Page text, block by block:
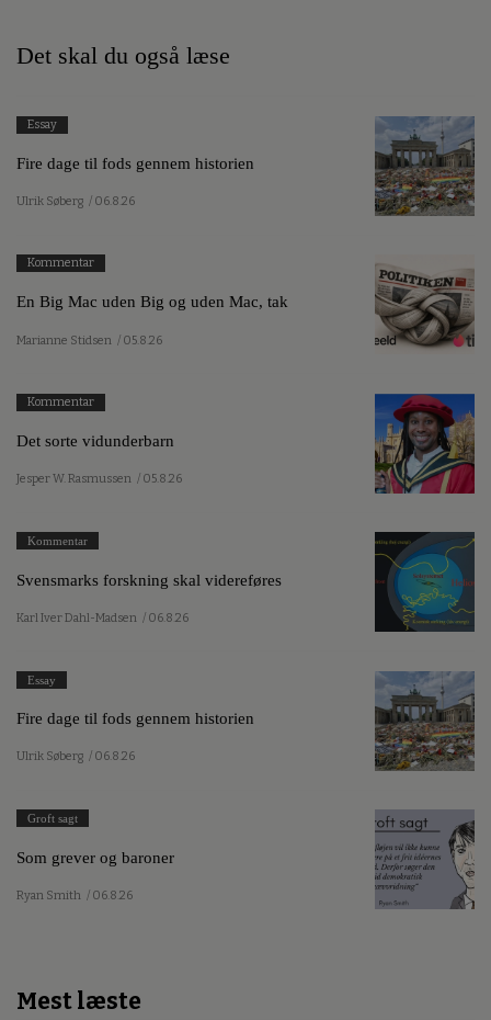
Det skal du også læse
Essay
Fire dage til fods gennem historien
Ulrik Søberg / 06.8.26
Kommentar
En Big Mac uden Big og uden Mac, tak
Marianne Stidsen / 05.8.26
Kommentar
Det sorte vidunderbarn
Jesper W. Rasmussen / 05.8.26
Kommentar
Svensmarks forskning skal videreføres
Karl Iver Dahl-Madsen / 06.8.26
Essay
Fire dage til fods gennem historien
Ulrik Søberg / 06.8.26
Groft sagt
Som grever og baroner
Ryan Smith / 06.8.26
Mest læste